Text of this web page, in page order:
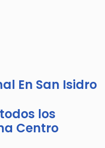
En San Isidro
los
Centro